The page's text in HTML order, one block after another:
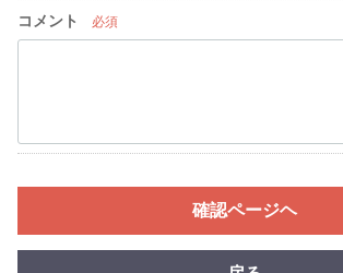
コメント 必須
確認ページヘ